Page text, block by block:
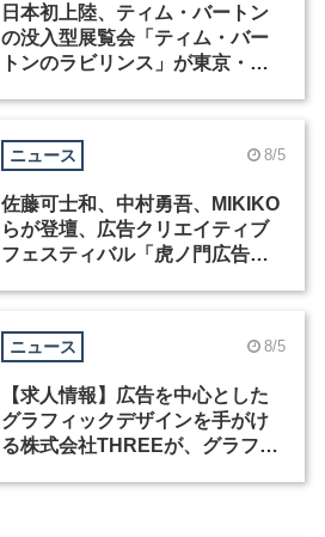
日本初上陸、ティム・バートン
の没入型展覧会「ティム・バー
トンのラビリンス」が東京・豊
ニュース 8/5
佐藤可士和、中村勇吾、MIKIKO
らが登壇、広告クリエイティブ
フェスティバル「虎ノ門広告
ニュース 8/5
【求人情報】広告を中心とした
グラフィックデザインを手がけ
る株式会社THREEが、グラフィ